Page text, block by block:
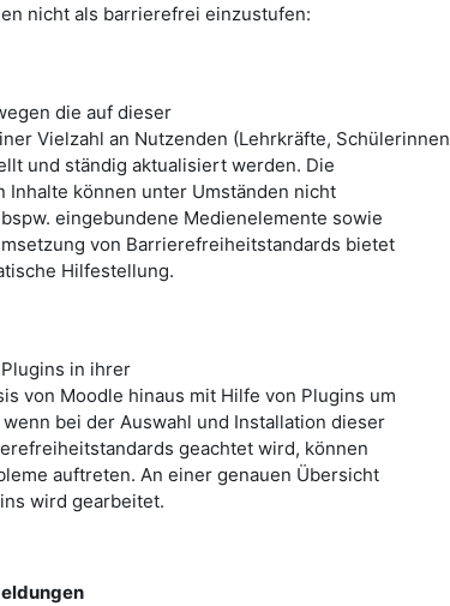
nicht als barrierefrei einzustufen:
die auf dieser
Vielzahl an Nutzenden (Lehrkräfte, Schülerinnen
und ständig aktualisiert werden. Die
können unter Umständen nicht
eingebundene Medienelemente sowie
von Barrierefreiheitstandards bietet
Hilfestellung.
in ihrer
von Moodle hinaus mit Hilfe von Plugins um
bei der Auswahl und Installation dieser
geachtet wird, können
auftreten. An einer genauen Übersicht
wird gearbeitet.